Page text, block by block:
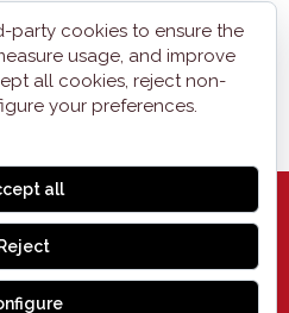
Contacto
party cookies to ensure the
usage, and improve
all cookies, reject non-
your preferences.
all
Reject